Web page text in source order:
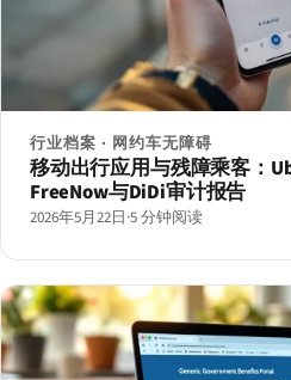
行业档案 · 网约车无障碍
移动出行应用与残障乘客：
FreeNow与DiDi审计报告
2026年5月22日·5 分钟阅读